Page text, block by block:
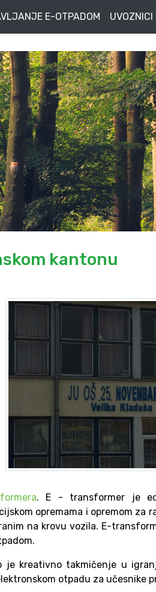
E-OTPADOM UVOZNICI
kantonu
. E - transformer je
opremama i opremom za
na krovu vozila. E-
je kreativno takmičenje u
otpadu za učesnike